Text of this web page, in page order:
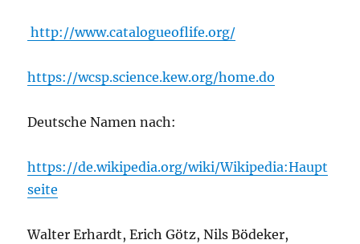
http://www.catalogueoflife.org/
https://wcsp.science.kew.org/home.do
Deutsche Namen nach:
https://de.wikipedia.org/wiki/Wikipedia:Haupt
seite
Walter Erhardt, Erich Götz, Nils Bödeker,